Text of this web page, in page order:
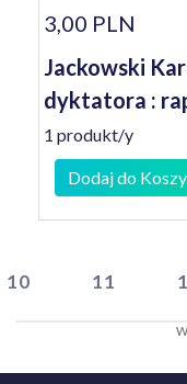
3,00 PLN
Jackowski
dyktatora :
1 produkt/y
Dodaj do
10 11